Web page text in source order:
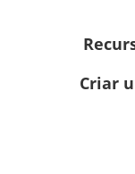
Criar